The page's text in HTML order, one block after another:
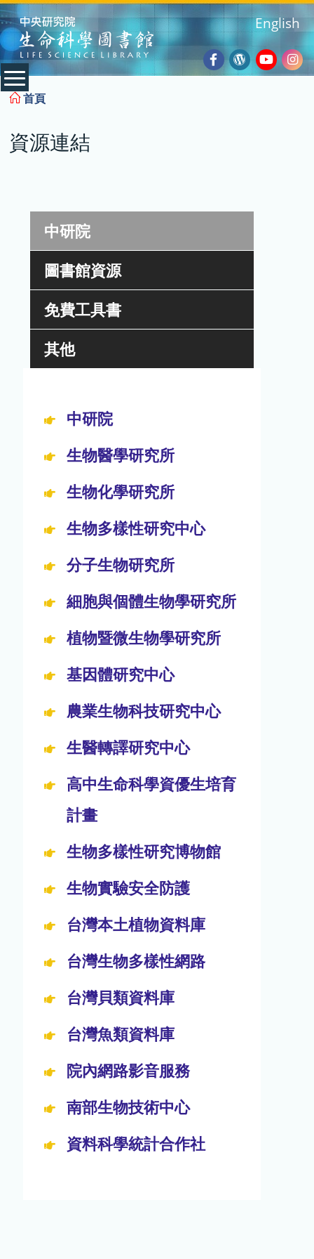
:::
Facebook
Wordpress
English
首頁
資源連結
中研院
圖書館資源
免費工具書
其他
中研院
生物醫學研究所
生物化學研究所
生物多樣性研究中心
分子生物研究所
細胞與個體生物學研究所
植物暨微生物學研究所
基因體研究中心
農業生物科技研究中心
生醫轉譯研究中心
高中生命科學資優生培育
計畫
生物多樣性研究博物館
生物實驗安全防護
台灣本土植物資料庫
台灣生物多樣性網路
台灣貝類資料庫
台灣魚類資料庫
院內網路影音服務
南部生物技術中心
資料科學統計合作社